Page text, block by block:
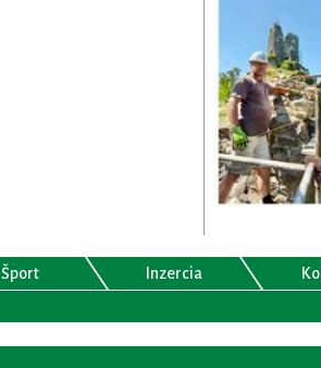
Šport Inzercia